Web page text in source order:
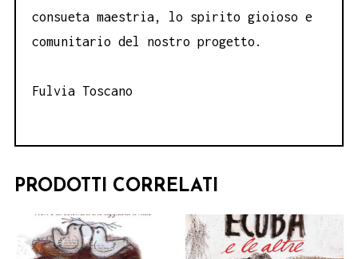
consueta maestria, lo spirito gioioso e
comunitario del nostro progetto.
Fulvia Toscano
PRODOTTI CORRELATI